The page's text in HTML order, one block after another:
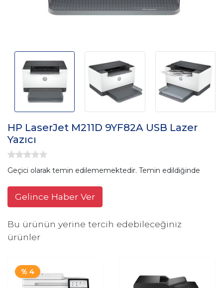
HP LaserJet M211D 9YF82A USB Lazer
Yazıcı
Geçici olarak temin edilememektedir. Temin edildiğinde
Gelince Haber Ver
Bu ürünün yerine tercih edebileceğiniz
ürünler
% 4